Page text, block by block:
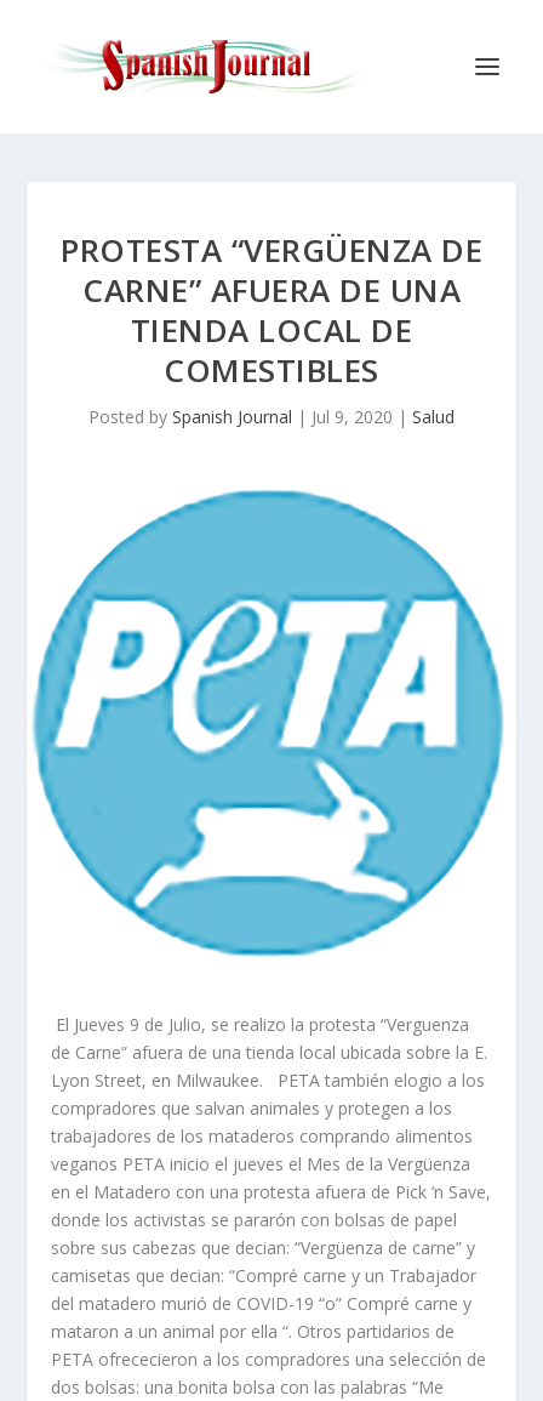
PROTESTA “VERGÜENZA DE
CARNE” AFUERA DE UNA
TIENDA LOCAL DE
COMESTIBLES
Posted by Spanish Journal | Jul 9, 2020 | Salud
El Jueves 9 de Julio, se realizo la protesta “Verguenza
de Carne” afuera de una tienda local ubicada sobre la E.
Lyon Street, en Milwaukee. PETA también elogio a los
compradores que salvan animales y protegen a los
trabajadores de los mataderos comprando alimentos
veganos PETA inicio el jueves el Mes de la Vergüenza
en el Matadero con una protesta afuera de Pick ‘n Save,
donde los activistas se pararón con bolsas de papel
sobre sus cabezas que decian: “Vergüenza de carne” y
camisetas que decian: “Compré carne y un Trabajador
del matadero murió de COVID-19 “o” Compré carne y
mataron a un animal por ella “. Otros partidarios de
PETA ofrececieron a los compradores una selección de
dos bolsas: una bonita bolsa con las palabras “Me